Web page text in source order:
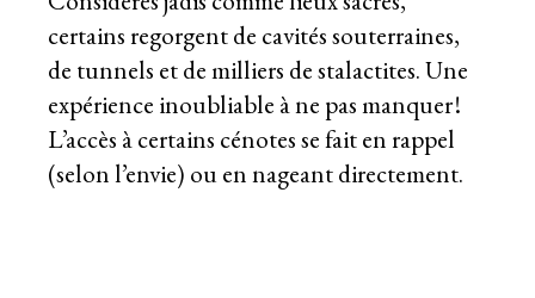
certains regorgent de cavités souterraines,
de tunnels et de milliers de stalactites. Une
expérience inoubliable à ne pas manquer !
L’accès à certains cénotes se fait en rappel
(selon l’envie) ou en nageant directement.